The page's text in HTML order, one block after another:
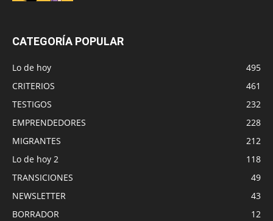
CATEGORÍA POPULAR
Lo de hoy
495
CRITERIOS
461
TESTIGOS
232
EMPRENDEDORES
228
MIGRANTES
212
Lo de hoy 2
118
TRANSICIONES
49
NEWSLETTER
43
BORRADOR
12